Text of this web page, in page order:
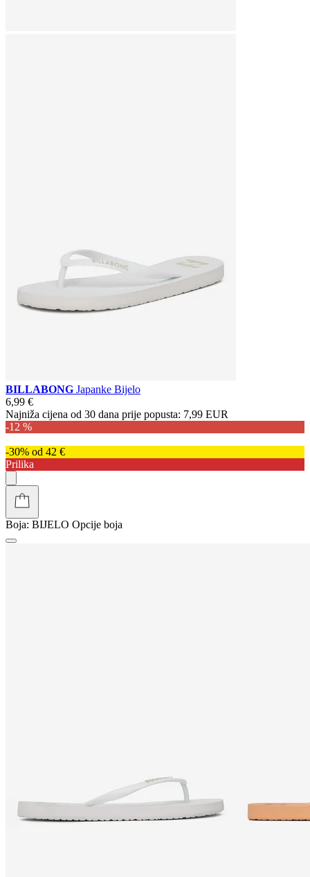
BILLABONG Japanke Bijelo
6,99 €
Najniža cijena od 30 dana prije popusta: 7,99 EUR
-12 %
-30% od 42 €
Prilika
Boja: BIJELO Opcije boja